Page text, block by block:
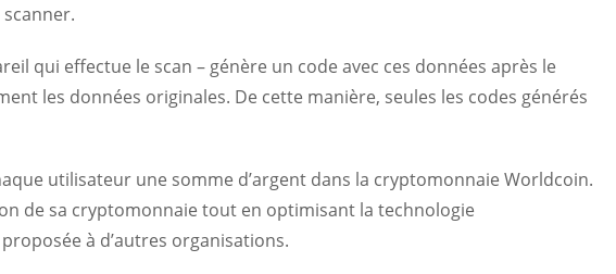
qui effectue le scan – génère un code avec ces données après le
les données originales. De cette manière, seules les codes générés
utilisateur une somme d’argent dans la cryptomonnaie Worldcoin.
de sa cryptomonnaie tout en optimisant la technologie
à d’autres organisations.